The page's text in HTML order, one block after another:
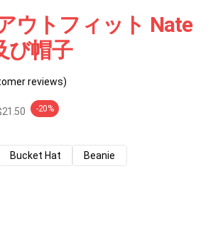
ウトフィット Nate
び帽子
reviews)
-20%
Bucket Hat
Beanie